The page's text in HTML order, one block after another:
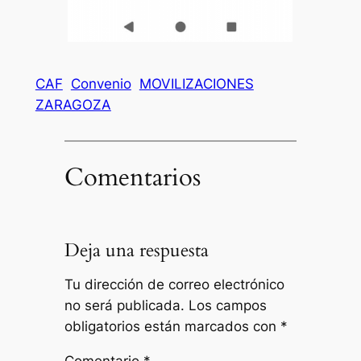
CAF Convenio MOVILIZACIONES
ZARAGOZA
Comentarios
Deja una respuesta
Tu dirección de correo electrónico
no será publicada. Los campos
obligatorios están marcados con *